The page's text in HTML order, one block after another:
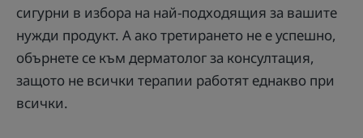
сигурни в избора на най-подходящия за вашите
нужди продукт. А ако третирането не е успешно,
обърнете се към дерматолог за консултация,
защото не всички терапии работят еднакво при
всички.